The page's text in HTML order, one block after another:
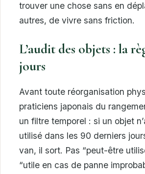
trouver une chose sans en
autres, de vivre sans friction.
L’audit des objets : la
jours
Avant toute réorganisation
praticiens japonais du
un filtre temporel : si un objet
utilisé dans les 90 derniers
van, il sort. Pas “peut-être
“utile en cas de panne